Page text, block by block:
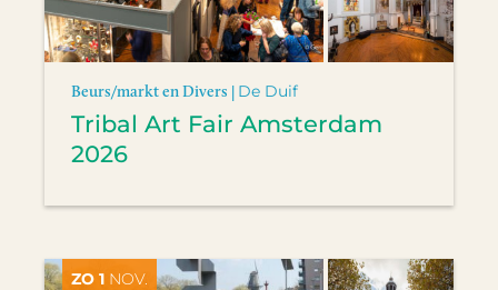
Beurs/markt en Divers | De Duif
Tribal Art Fair Amsterdam
2026
ZO 1 NOV.